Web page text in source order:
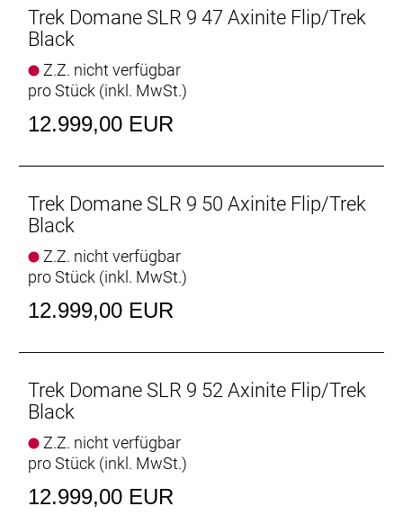
du eine Ausstattung, die dir in puncto Komfort,
Zuverlässigkeit und Geschwindigkeit sowohl auf
hitzigen Gruppenausfahrten und langen Rennen
einen echten Vorteil verschafft.
- Der schlanke, komplett neue Rahmen aus 800
Series OCLV Carbon verringert das Gesamtgewicht
Verfügung.
- Shimanos Topschaltung Dura-Ace Di2 garantiert
Gesamtgewicht des Setups niedrig.
- Das vibrationsdämpfende hintere IsoSpeed
schluckt ermüdende Straßenunebenheiten, damit
du lange Kilometer und härteste Rennen mit
vielseitige Möglichkeit zur Unterbringung von
Werkzeug und Ausrüstung, während sich am
anschrauben lässt.
Der Komfortvorteil
Das nochmals verfeinerte IsoSpeed schluckt
Trek Domane SLR 9 47 Axinite Flip/Trek
Black
Z.Z. nicht verfügbar
pro Stück (inkl. MwSt.)
12.999,00 EUR
Trek Domane SLR 9 50 Axinite Flip/Trek
Black
Z.Z. nicht verfügbar
pro Stück (inkl. MwSt.)
12.999,00 EUR
Trek Domane SLR 9 52 Axinite Flip/Trek
Black
Z.Z. nicht verfügbar
pro Stück (inkl. MwSt.)
12.999,00 EUR